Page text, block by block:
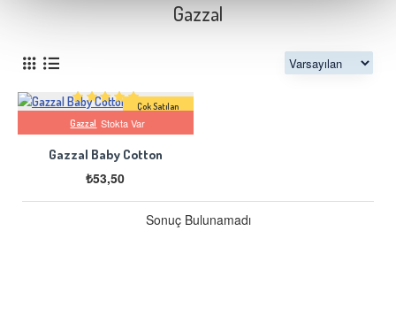
Gazzal
Çok Satılan
Gazzal Stokta Var
Gazzal Baby Cotton
₺53,50
Sonuç Bulunamadı